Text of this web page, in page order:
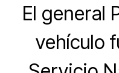
El general
vehículo